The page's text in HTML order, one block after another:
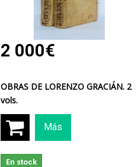
2 000€
OBRAS DE LORENZO GRACIÁN. 2
vols.
Más
En stock